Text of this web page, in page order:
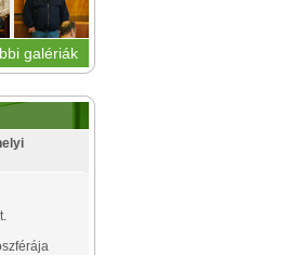
galériák